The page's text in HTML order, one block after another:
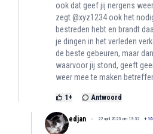
ook dat geef jij nergens
zegt @xyz1234 ook het
bestreden hebt en brandt
je dingen in het verleden
de beste gebeuren, maar
waarvoor jij stond, geeft
weer mee te maken
1 + Antwoord
edjan 22 april 2025 om 13:32 +